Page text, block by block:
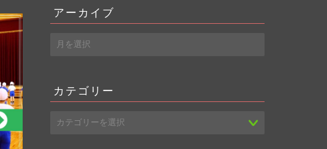
アーカイブ
ア
ー
ブ
カテゴリー